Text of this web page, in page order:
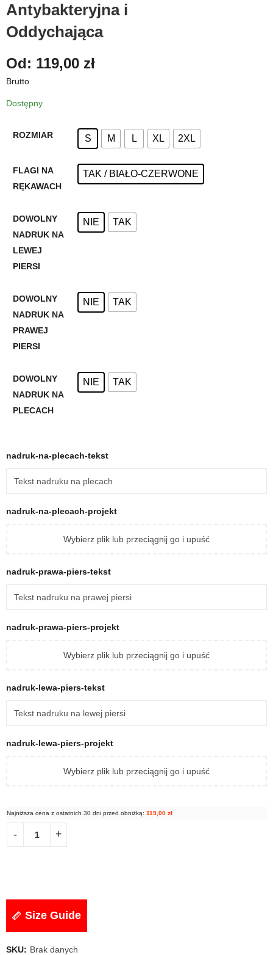
Antybakteryjna i
Oddychająca
Od: 119,00 zł
Brutto
Dostępny
ROZMIAR S M L XL 2XL
FLAGI NA
RĘKAWACH
TAK / BIAŁO-CZERWONE
DOWOLNY
NADRUK NA
LEWEJ
PIERSI
NIE TAK
DOWOLNY
NADRUK NA
PRAWEJ
PIERSI
NIE TAK
DOWOLNY
NADRUK NA
PLECACH
NIE TAK
nadruk-na-plecach-tekst
nadruk-na-plecach-projekt
Wybierz plik lub przeciągnij go i upuść
nadruk-prawa-piers-tekst
nadruk-prawa-piers-projekt
Wybierz plik lub przeciągnij go i upuść
nadruk-lewa-piers-tekst
nadruk-lewa-piers-projekt
Wybierz plik lub przeciągnij go i upuść
Najniższa cena z ostatnich 30 dni przed obniżką: 119,00 zł
Size Guide
SKU: Brak danych